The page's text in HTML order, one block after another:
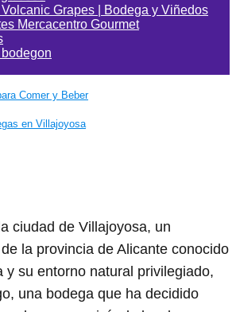
Grapes | Bodega y Viñedos
Mercacentro Gourmet
Comer y Beber
en Villajoyosa
ciudad de Villajoyosa, un
la provincia de Alicante conocido
y su entorno natural privilegiado,
una bodega que ha decidido